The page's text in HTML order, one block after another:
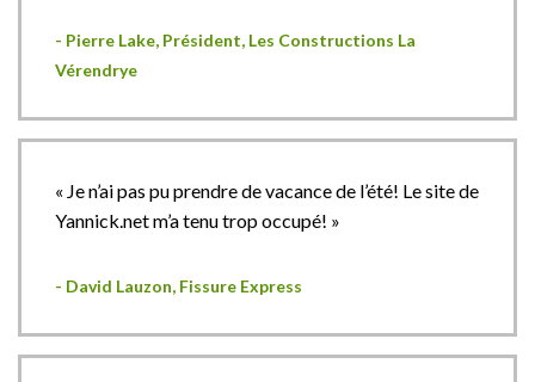
- Pierre Lake, Président, Les Constructions La
Vérendrye
« Je n’ai pas pu prendre de vacance de l’été! Le site de
Yannick.net m’a tenu trop occupé! »
- David Lauzon, Fissure Express